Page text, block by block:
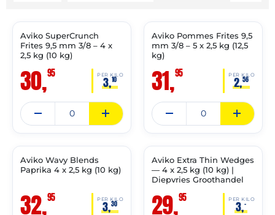
✓ VAST ASSORTIMENT
Aviko SuperCrunch
Frites 9,5 mm 3/8 – 4 x
2,5 kg (10 kg)
30,95 PER KILO
3,10
✓ VAST ASSORTIMENT
Aviko Pommes Frites 9,5
mm 3/8 – 5 x 2,5 kg (12,5
kg)
31,95 PER KILO
2,56
✓ VAST ASSORTIMENT
17-
Aviko Wavy Blends
Paprika 4 x 2,5 kg (10 kg)
32,95 PER KILO
3,30
✓ VAST ASSORTIMENT
22-
Aviko Extra Thin Wedges
— 4 x 2,5 kg (10 kg) |
Diepvries Groothandel
29,95 PER KILO
3,–